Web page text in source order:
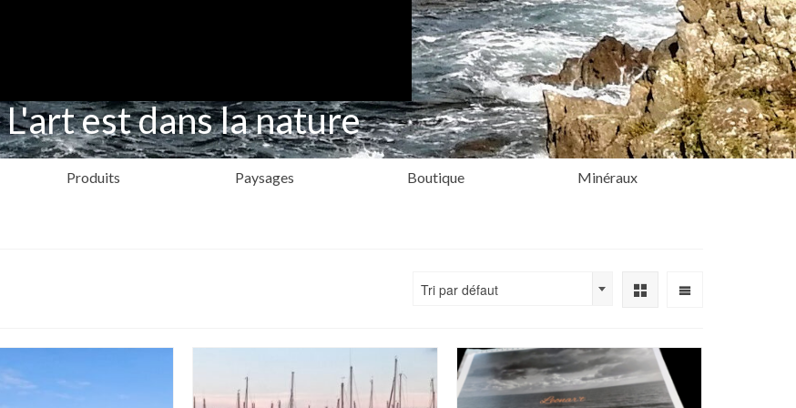
L'art est dans la nature
Produits Paysages Boutique Minéraux
Tri par défaut